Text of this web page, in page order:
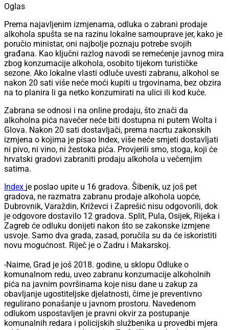
Oglas
Prema najavljenim izmjenama, odluka o zabrani prodaje
alkohola spušta se na razinu lokalne samouprave jer, kako je
poručio ministar, oni najbolje poznaju potrebe svojih
građana. Kao ključni razlog navodi se remećenje javnog mira
zbog konzumacije alkohola, osobito tijekom turističke
sezone. Ako lokalne vlasti odluče uvesti zabranu, alkohol se
nakon 20 sati više neće moći kupiti u trgovinama, bez obzira
na to planira li ga netko konzumirati na ulici ili kod kuće.
Zabrana se odnosi i na online prodaju, što znači da
alkoholna pića navečer neće biti dostupna ni putem Wolta i
Glova. Nakon 20 sati dostavljači, prema nacrtu zakonskih
izmjena o kojima je pisao Index, više neće smjeti dostavljati
ni pivo, ni vino, ni žestoka pića. Provjerili smo, stoga, koji će
hrvatski gradovi zabraniti prodaju alkohola u večernjim
satima.
Index je poslao upite u 16 gradova. Šibenik, uz još pet
gradova, ne razmatra zabranu prodaje alkohola uopće,
Dubrovnik, Varaždin, Križevci i Zaprešić nisu odgovorili, dok
je odgovore dostavilo 12 gradova. Split, Pula, Osijek, Rijeka i
Zagreb će odluku donijeti nakon što se zakonske izmjene
usvoje. Samo dva grada, zasad, poručila su da će iskoristiti
novu mogućnost. Riječ je o Zadru i Makarskoj.
-Naime, Grad je još 2018. godine, u sklopu Odluke o
komunalnom redu, uveo zabranu konzumacije alkoholnih
pića na javnim površinama koje nisu dane u zakup za
obavljanje ugostiteljske djelatnosti, čime je preventivno
regulirano ponašanje u javnom prostoru. Navedenom
odlukom uspostavljen je pravni okvir za postupanje
komunalnih redara i policijskih službenika u provedbi mjera